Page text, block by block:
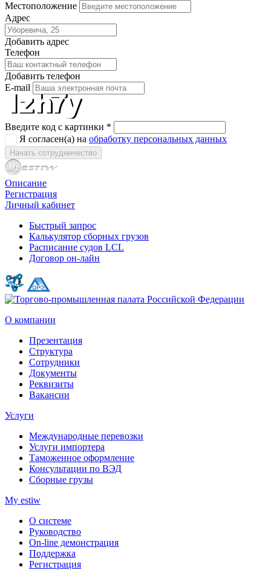
Местоположение
Адрес
Добавить адрес
Телефон
Добавить телефон
E-mail
Введите код с картинки *
Я согласен(а) на обработку персональных данных
Начать сотрудничество
Описание
Регистрация
Личный кабинет
Быстрый запрос
Калькулятор сборных грузов
Расписание судов LCL
Договор он-лайн
О компании
Презентация
Структура
Сотрудники
Документы
Реквизиты
Вакансии
Услуги
Международные перевозки
Услуги импортера
Таможенное оформление
Консультации по ВЭД
Сборные грузы
My estiw
О системе
Руководство
On-line демонстрация
Поддержка
Регистрация